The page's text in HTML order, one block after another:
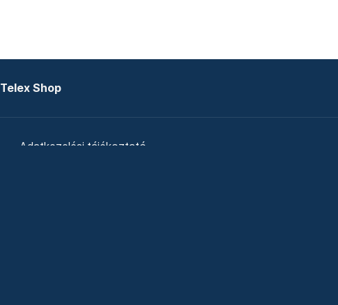
Telex Shop
Adatkezelési tájékoztató